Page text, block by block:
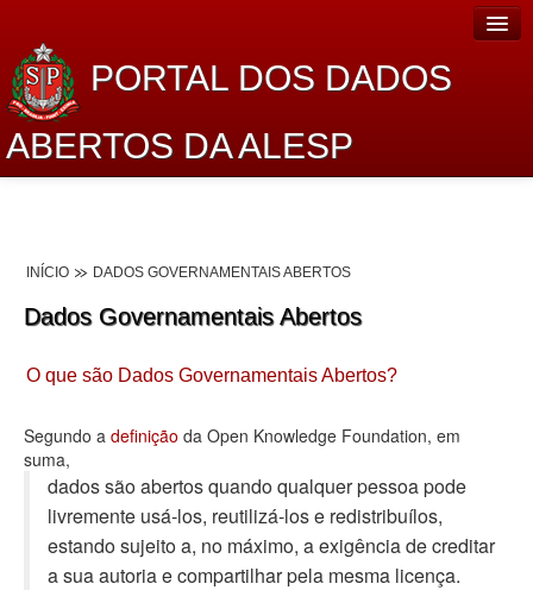
PORTAL DOS DADOS
ABERTOS DA ALESP
Lei de Acesso à Informação
Dados Governamentais Abertos
Planejamento
Catálogo de dados
Processo Legislativo
Deputados Estaduais
INÍCIO DADOS GOVERNAMENTAIS ABERTOS
Dados Governamentais Abertos
O que são Dados Governamentais Abertos?
Segundo a definição da Open Knowledge Foundation, em
suma,
dados são abertos quando qualquer pessoa pode
livremente usá-los, reutilizá-los e redistribuí­los,
estando sujeito a, no máximo, a exigência de creditar
a sua autoria e compartilhar pela mesma licença.